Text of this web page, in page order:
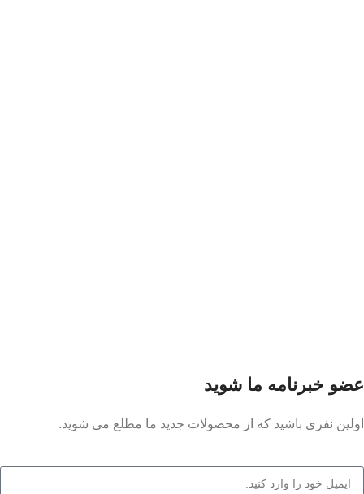
عضو خبرنامه ما شوید
اولین نفری باشید که از محصولات جدید ما مطلع می شوید.